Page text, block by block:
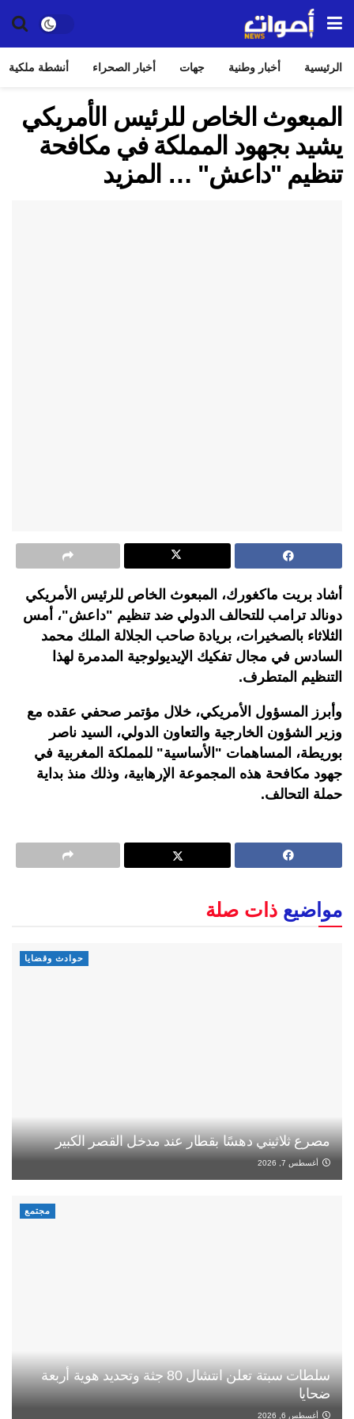
الرئيسية أخبار وطنية جهات أخبار الصحراء أنشطة ملكية
المبعوث الخاص للرئيس الأمريكي
يشيد بجهود المملكة في مكافحة
تنظيم "داعش" … المزيد
أشاد بريت ماكغورك، المبعوث الخاص للرئيس الأمريكي
دونالد ترامب للتحالف الدولي ضد تنظيم "داعش"، أمس
الثلاثاء بالصخيرات، بريادة صاحب الجلالة الملك محمد
السادس في مجال تفكيك الإيديولوجية المدمرة لهذا
التنظيم المتطرف.
وأبرز المسؤول الأمريكي، خلال مؤتمر صحفي عقده مع
وزير الشؤون الخارجية والتعاون الدولي، السيد ناصر
بوريطة، المساهمات "الأساسية" للمملكة المغربية في
جهود مكافحة هذه المجموعة الإرهابية، وذلك منذ بداية
حملة التحالف.
مواضيع ذات صلة
حوادث وقضايا
مصرع ثلاثيني دهسًا بقطار عند مدخل القصر الكبير
أغسطس 7, 2026
مجتمع
سلطات سبتة تعلن انتشال 80 جثة وتحديد هوية أربعة
ضحايا
أغسطس 6, 2026